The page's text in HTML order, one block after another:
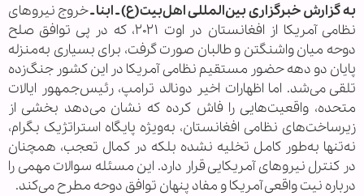
به گزارش خبرگزاری بین‌المللی اهل‌بیت(ع) ـ ابنا ـخروج نیروهای
نظامی آمریکا از افغانستان در اوت ۲۰۲۱، که در پی توافق صلح
دوحه میان واشنگتن و طالبان صورت گرفت، برای بسیاری به‌منزله
پایان دو دهه حضور مستقیم نظامی آمریکا در این کشور جنگ‌زده
تلقی می‌شد. اما اظهارات اخیر دونالد ترامپ، رئیس‌جمهور ایالات
متحده، واقعیت‌هایی را فاش کرده که نشان می‌دهد بخشی از
زیرساخت‌های نظامی افغانستان، به‌ویژه پایگاه استراتژیک بگرام،
نه‌تنها به‌طور کامل تخلیه نشده بلکه در کمال تعجب، همچنان
در کنترل نیروهای آمریکایی قرار دارد. این مسئله سوالات مهمی را
درباره نیت واقعی آمریکا و مفاد پنهان توافق دوحه مطرح می‌کند.